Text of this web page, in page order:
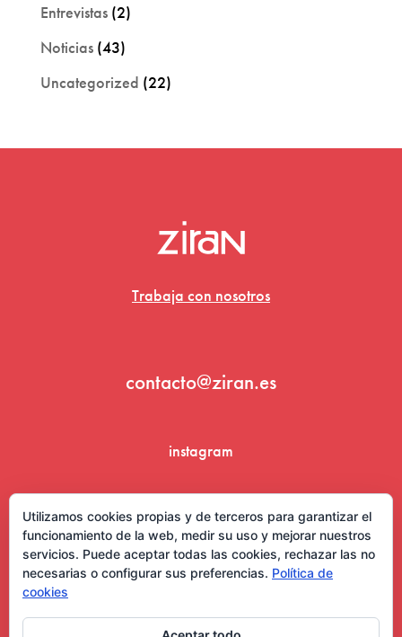
Entrevistas(2)
Noticias(43)
Uncategorized (22)
Trabaja con nosotros
contacto@ziran.es
instagram
Utilizamos cookies propias y de terceros para garantizar el
funcionamiento de la web, medir su uso y mejorar nuestros
servicios. Puede aceptar todas las cookies, rechazar las no
necesarias o configurar sus preferencias. Política de
cookies